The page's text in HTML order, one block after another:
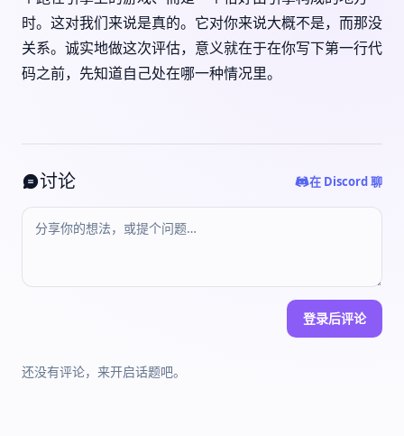
时。这对我们来说是真的。它对你来说大概不是，而那没
关系。诚实地做这次评估，意义就在于在你写下第一行代
码之前，先知道自己处在哪一种情况里。
讨论 在 Discord 聊
登录后评论
还没有评论，来开启话题吧。